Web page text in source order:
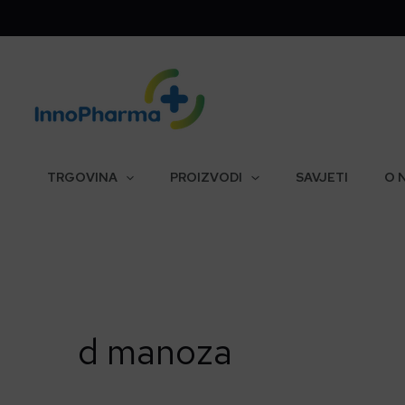
TRGOVINA PROIZVODI SAVJETI O
d manoza